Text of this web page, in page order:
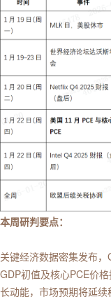
本周研判要点：
关键经济数据密集发布
GDP初值及核心PCE价
长动能，市场预期将延续